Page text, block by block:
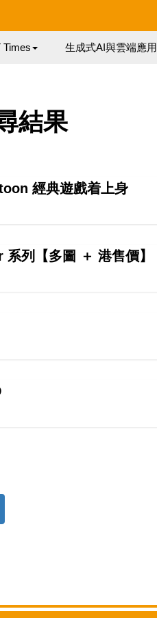
Times 生成式AI與雲端應用
結果
經典遊戲着上身
列【多圖 ＋ 港售價】